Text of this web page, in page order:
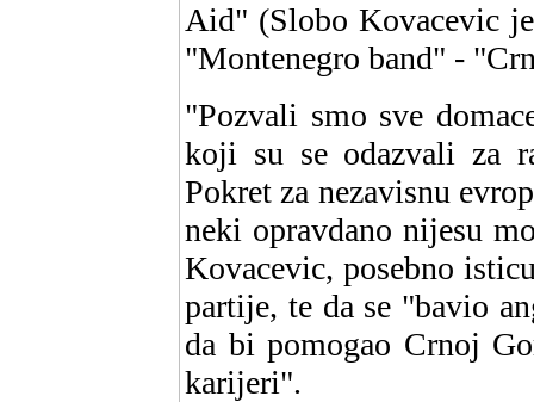
Aid" (Slobo Kovacevic
"Montenegro band" -
"Pozvali smo sve
koji su se odazvali za
Pokret za nezavisnu
neki opravdano nijesu
Kovacevic, posebno
partije, te da se "bavio
da bi pomogao Crnoj
karijeri".